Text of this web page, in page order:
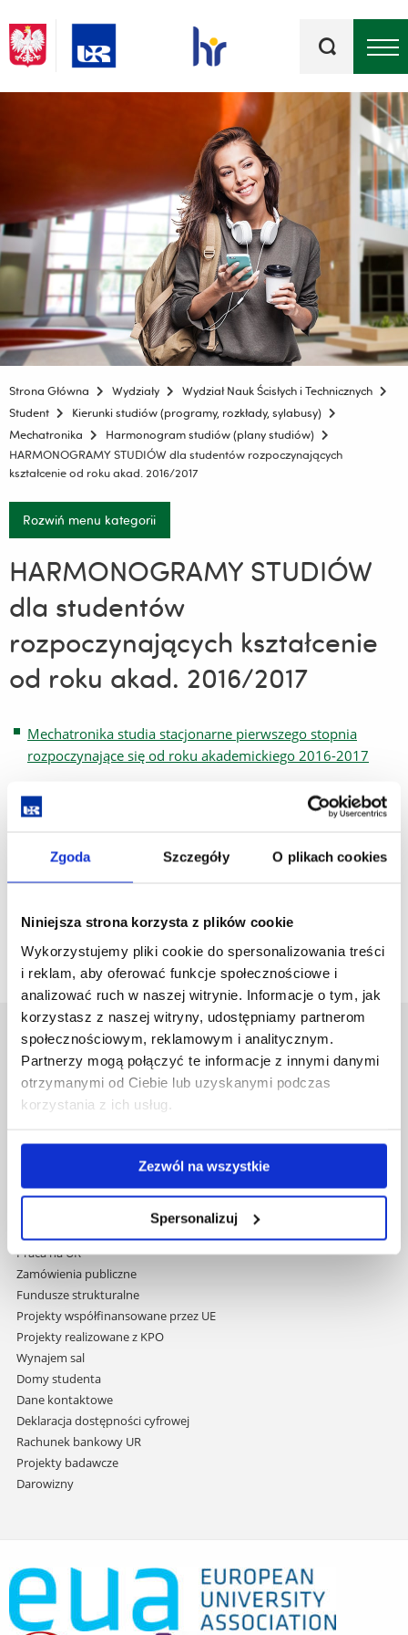
Zgoda Szczegóły O plikach cookies
Niniejsza strona korzysta z plików cookie
Wykorzystujemy pliki cookie do spersonalizowania treści
i reklam, aby oferować funkcje społecznościowe i
analizować ruch w naszej witrynie. Informacje o tym, jak
korzystasz z naszej witryny, udostępniamy partnerom
społecznościowym, reklamowym i analitycznym.
Partnerzy mogą połączyć te informacje z innymi danymi
otrzymanymi od Ciebie lub uzyskanymi podczas
korzystania z ich usług.
Zezwól na wszystkie
Spersonalizuj
kluczowe
Strona Główna Wydziały
Wydział Nauk Ścisłych i Technicznych
Student
Kierunki studiów (programy, rozkłady, sylabusy)
Mechatronika
Harmonogram studiów (plany studiów)
HARMONOGRAMY STUDIÓW dla studentów rozpoczynających
kształcenie od roku akad. 2016/2017
Rozwiń menu kategorii
HARMONOGRAMY STUDIÓW
dla studentów
rozpoczynających kształcenie
od roku akad. 2016/2017
Mechatronika studia stacjonarne pierwszego stopnia
rozpoczynające się od roku akademickiego 2016-2017
Mechatronika studia niestacjonarne pierwszego stopnia
rozpoczynające się od roku akademickiego 2016-2017
Mechatronika studia stacjonarne drugiego stopnia
rozpoczynające się od roku akademickiego 2016-2017
rozpoczynające się od roku akademickiego 2016-2017
Uniwersytet Rzeszowski
Al. Tadeusza Rejtana 16C
35-959 Rzeszów
nawigację
przejdź
Mapa serwisu
Wydawnictwo
Praca na UR
Zamówienia publiczne
Fundusze strukturalne
Projekty współfinansowane przez UE
Projekty realizowane z KPO
Wynajem sal
Domy studenta
Dane kontaktowe
Deklaracja dostępności cyfrowej
Rachunek bankowy UR
Projekty badawcze
Darowizny